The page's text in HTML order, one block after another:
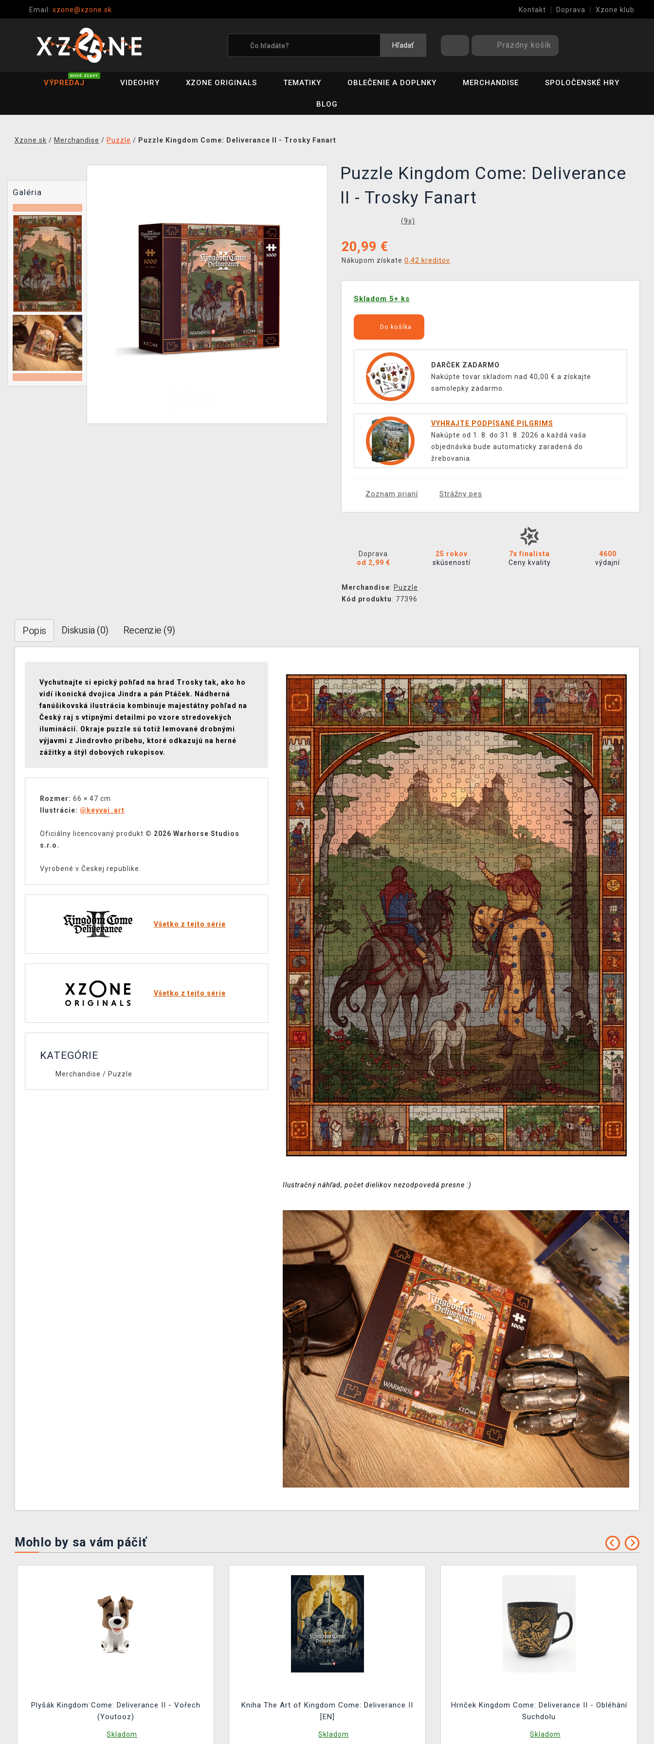
Email: xzone@xzone.sk Kontakt Doprava Xzone klub
Hľadať Prázdny košík
VÝPREDAJ
NOVÉ ZĽAVY
VIDEOHRY XZONE ORIGINALS TEMATIKY OBLEČENIE A DOPLNKY MERCHANDISE SPOLOČENSKÉ HRY
BLOG
Xzone.sk / Merchandise / Puzzle / Puzzle Kingdom Come: Deliverance II - Trosky Fanart
Galéria
Puzzle Kingdom Come: Deliverance
II - Trosky Fanart
(9x)
20,99 €
Nákupom získate 0,42 kreditov
Skladom 5+ ks
Do košíka
DARČEK ZADARMO
Nakúpte tovar skladom nad 40,00 € a získajte
samolepky zadarmo.
VYHRAJTE PODPÍSANÉ PILGRIMS
Nakúpte od 1. 8. do 31. 8. 2026 a každá vaša
objednávka bude automaticky zaradená do
žrebovania.
Zoznam prianí Strážny pes
Doprava
od 2,99 €
25 rokov
skúseností
7x finalista
Ceny kvality
4600
výdajní
Merchandise: Puzzle
Kód produktu: 77396
Popis Diskusia (0) Recenzie (9)
Vychutnajte si epický pohľad na hrad Trosky tak, ako ho
vidí ikonická dvojica Jindra a pán Ptáček. Nádherná
fanúšikovská ilustrácia kombinuje majestátny pohľad na
Český raj s vtipnými detailmi po vzore stredovekých
iluminácií. Okraje puzzle sú totiž lemované drobnými
výjavmi z Jindrovho príbehu, ktoré odkazujú na herné
zážitky a štýl dobových rukopisov.
Rozmer: 66 × 47 cm
Ilustrácie: @keyvai_art
Oficiálny licencovaný produkt © 2026 Warhorse Studios
s.r.o.
Vyrobené v Českej republike.
Všetko z tejto série
Všetko z tejto série
KATEGÓRIE
Merchandise / Puzzle
Ilustračný náhľad, počet dielikov nezodpovedá presne :)
Mohlo by sa vám páčiť
Plyšák Kingdom Come: Deliverance II - Vořech
(Youtooz)
Skladom
Kniha The Art of Kingdom Come: Deliverance II
[EN]
Skladom
Hrnček Kingdom Come: Deliverance II - Obléhání
Suchdolu
Skladom